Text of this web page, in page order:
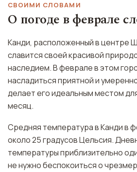
СВОИМИ СЛОВАМИ
О погоде в феврале
Канди, расположенный в центре
славится своей красивой
наследием. В феврале в этом
насладиться приятной и
делает его идеальным местом
месяц.
Средняя температура в Канди в
около 25 градусов Цельсия.
температуры приблизительно
не нужно беспокоиться о